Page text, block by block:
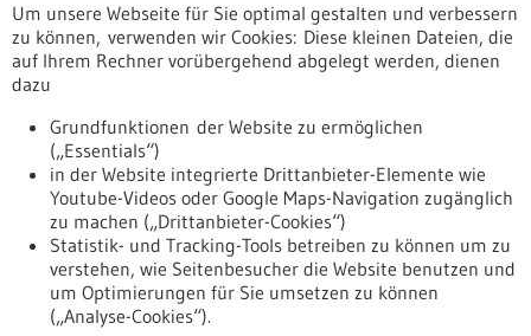
Allgemein
Fachbeiträge
Förderungen
Veranstaltungen
Erscheinungsdatum
zurücksetzen
anzeigen
Um unsere Webseite für Sie optimal gestalten und verbessern
zu können, verwenden wir Cookies: Diese kleinen Dateien, die
auf Ihrem Rechner vorübergehend abgelegt werden, dienen
dazu
Grundfunktionen der Website zu ermöglichen
(„Essentials“)
in der Website integrierte Drittanbieter-Elemente wie
Youtube-Videos oder Google Maps-Navigation zugänglich
zu machen („Drittanbieter-Cookies“)
Statistik- und Tracking-Tools betreiben zu können um zu
verstehen, wie Seitenbesucher die Website benutzen und
um Optimierungen für Sie umsetzen zu können
(„Analyse-Cookies“).